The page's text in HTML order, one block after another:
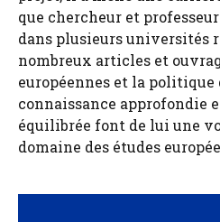
que chercheur et
dans plusieurs universités
nombreux articles et
européennes et la politique
connaissance approfondie
équilibrée font de lui une
domaine des études